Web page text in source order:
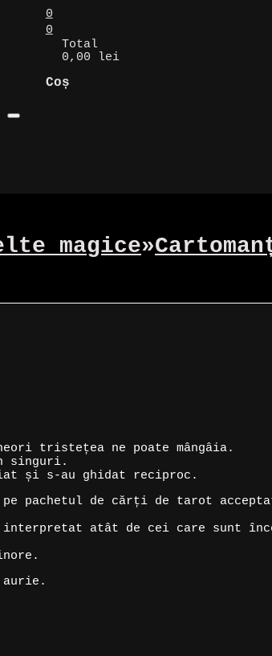
0
0
Total
0,00 lei
Coș
magice»
tristețea ne poate mângâia.
singuri.
și s-au ghidat reciproc.
pachetul de cărți de tarot
interpretat atât de cei care sunt